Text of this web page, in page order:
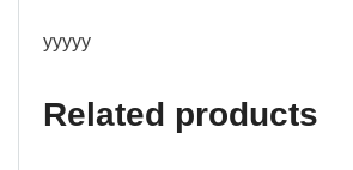
yyyyy
Related products